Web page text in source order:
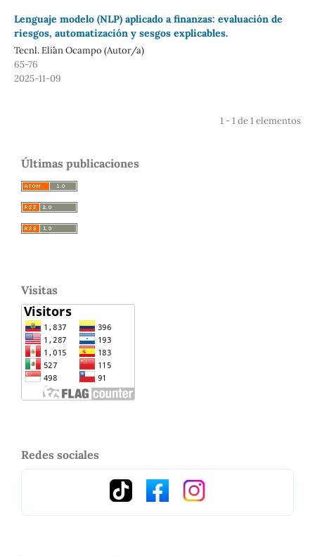
Lenguaje modelo (NLP) aplicado a finanzas: evaluación de
riesgos, automatización y sesgos explicables.
Tecnl. Eli´´an Ocampo (Autor/a)
65-76
2025-11-09
1 - 1 de 1 elementos
Últimas publicaciones
Visitas
Redes sociales